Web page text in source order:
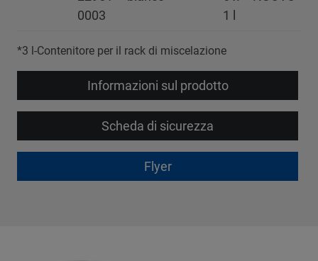
0003
1 l
*3 l-Contenitore per il rack di miscelazione
Informazioni sul prodotto
Scheda di sicurezza
Flyer